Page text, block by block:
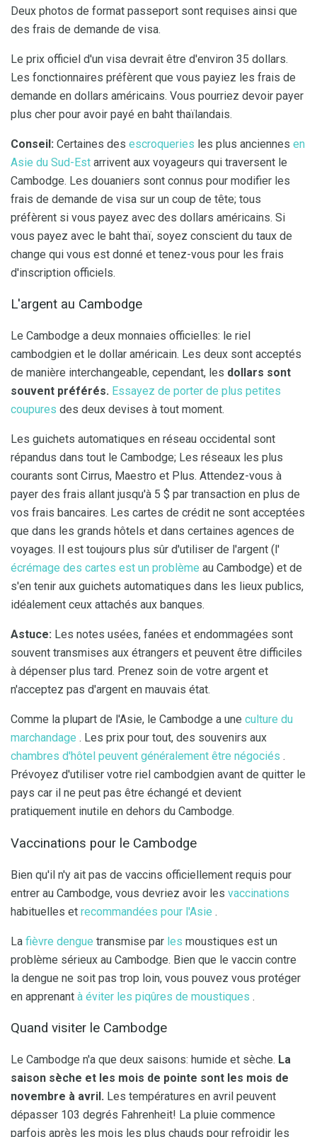
Deux photos de format passeport sont requises ainsi que
des frais de demande de visa.
Le prix officiel d'un visa devrait être d'environ 35 dollars.
Les fonctionnaires préfèrent que vous payiez les frais de
demande en dollars américains. Vous pourriez devoir payer
plus cher pour avoir payé en baht thaïlandais.
Conseil: Certaines des escroqueries les plus anciennes en
Asie du Sud-Est arrivent aux voyageurs qui traversent le
Cambodge. Les douaniers sont connus pour modifier les
frais de demande de visa sur un coup de tête; tous
préfèrent si vous payez avec des dollars américains. Si
vous payez avec le baht thaï, soyez conscient du taux de
change qui vous est donné et tenez-vous pour les frais
d'inscription officiels.
L'argent au Cambodge
Le Cambodge a deux monnaies officielles: le riel
cambodgien et le dollar américain. Les deux sont acceptés
de manière interchangeable, cependant, les dollars sont
souvent préférés. Essayez de porter de plus petites
coupures des deux devises à tout moment.
Les guichets automatiques en réseau occidental sont
répandus dans tout le Cambodge; Les réseaux les plus
courants sont Cirrus, Maestro et Plus. Attendez-vous à
payer des frais allant jusqu'à 5 $ par transaction en plus de
vos frais bancaires. Les cartes de crédit ne sont acceptées
que dans les grands hôtels et dans certaines agences de
voyages. Il est toujours plus sûr d'utiliser de l'argent (l'
écrémage des cartes est un problème au Cambodge) et de
s'en tenir aux guichets automatiques dans les lieux publics,
idéalement ceux attachés aux banques.
Astuce: Les notes usées, fanées et endommagées sont
souvent transmises aux étrangers et peuvent être difficiles
à dépenser plus tard. Prenez soin de votre argent et
n'acceptez pas d'argent en mauvais état.
Comme la plupart de l'Asie, le Cambodge a une culture du
marchandage . Les prix pour tout, des souvenirs aux
chambres d'hôtel peuvent généralement être négociés .
Prévoyez d'utiliser votre riel cambodgien avant de quitter le
pays car il ne peut pas être échangé et devient
pratiquement inutile en dehors du Cambodge.
Vaccinations pour le Cambodge
Bien qu'il n'y ait pas de vaccins officiellement requis pour
entrer au Cambodge, vous devriez avoir les vaccinations
habituelles et recommandées pour l'Asie .
La fièvre dengue transmise par les moustiques est un
problème sérieux au Cambodge. Bien que le vaccin contre
la dengue ne soit pas trop loin, vous pouvez vous protéger
en apprenant à éviter les piqûres de moustiques .
Quand visiter le Cambodge
Le Cambodge n'a que deux saisons: humide et sèche. La
saison sèche et les mois de pointe sont les mois de
novembre à avril. Les températures en avril peuvent
dépasser 103 degrés Fahrenheit! La pluie commence
parfois après les mois les plus chauds pour refroidir les